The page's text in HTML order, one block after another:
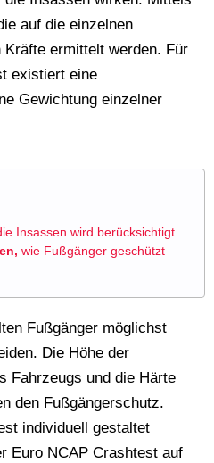
auf die einzelnen
Kräfte ermittelt werden. Für
existiert eine
Gewichtung einzelner
Insassen wird berücksichtigt.
wie Fußgänger geschützt
Fußgänger möglichst
Die Höhe der
Fahrzeugs und die Härte
den Fußgängerschutz.
individuell gestaltet
Euro NCAP Crashtest auf